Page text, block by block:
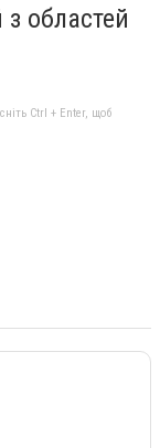
з областей
Ctrl + Enter, щоб